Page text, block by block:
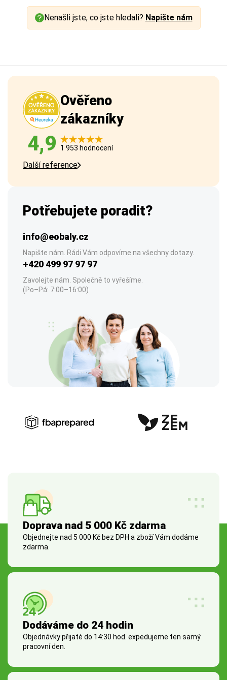
Nenašli jste, co jste hledali? Napište nám
Ověřeno
zákazníky
4,9 1 953 hodnocení
Další reference
Potřebujete poradit?
info@eobaly.cz
Napište nám. Rádi Vám odpovíme na všechny dotazy.
+420 499 97 97 97
Zavolejte nám. Společně to vyřešíme.
(Po–Pá: 7:00–16:00)
Doprava nad 5 000 Kč zdarma
Objednejte nad 5 000 Kč bez DPH a zboží Vám dodáme
zdarma.
Dodáváme do 24 hodin
Objednávky přijaté do 14:30 hod. expedujeme ten samý
pracovní den.